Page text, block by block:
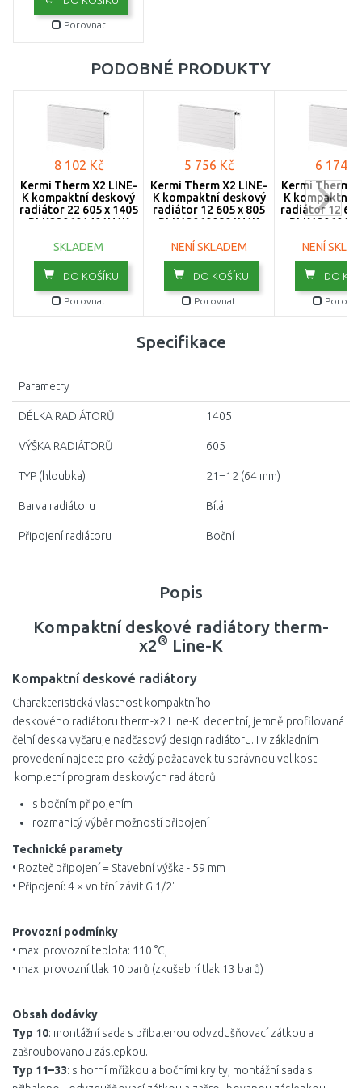
2005
2305
Porovnat
PODOBNÉ PRODUKTY
8 102 Kč
Kermi Therm X2 LINE-
K kompaktní deskový
radiátor 22 605 x 1405
PLK220601401N1K
SKLADEM
DO KOŠÍKU
Porovnat
5 756 Kč
Kermi Therm X2 LINE-
K kompaktní deskový
radiátor 12 605 x 805
PLK120600801N1K
NENÍ SKLADEM
DO KOŠÍKU
Porovnat
6 174
Kermi Therm
K kompaktní
radiátor 12
NENÍ
DO
Popis
Kompaktní deskové radiátory therm-
x2® Line-K
Kompaktní deskové radiátory
Charakteristická vlastnost kompaktního
deskového radiátoru therm-x2 Line-K: decentní, jemně profilovaná
čelní deska vyčaruje nadčasový design radiátoru. I v základním
provedení najdete pro každý požadavek tu správnou velikost –
kompletní program deskových radiátorů.
s bočním připojením
rozmanitý výběr možností připojení
Technické paramety
• Rozteč připojení = Stavební výška - 59 mm
• Připojení: 4 × vnitřní závit G 1/2"
Provozní podmínky
• max. provozní teplota: 110 °C,
• max. provozní tlak 10 barů (zkušební tlak 13 barů)
Obsah dodávky
Typ 10: montážní sada s přibalenou odvzdušňovací zátkou a
zašroubovanou záslepkou.
Typ 11–33: s horní mřížkou a bočními kry ty, montážní sada s
Specifikace
Parametry
DÉLKA RADIÁTORŮ 1405
VÝŠKA RADIÁTORŮ 605
TYP (hloubka) 21=12 (64 mm)
Barva radiátoru Bílá
Připojení radiátoru Boční